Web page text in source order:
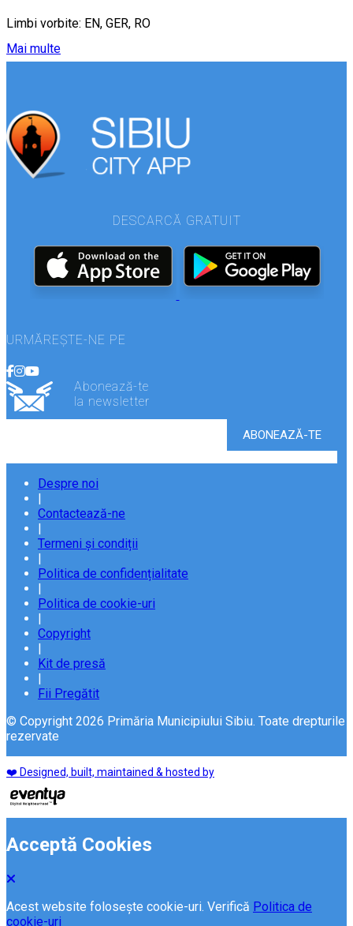
Limbi vorbite: EN, GER, RO
Mai multe
DESCARCĂ GRATUIT
URMĂREȘTE-NE PE
Abonează-te
la newsletter
Despre noi
|
Contactează-ne
|
Termeni și condiții
|
Politica de confidențialitate
|
Politica de cookie-uri
|
Copyright
|
Kit de presă
|
Fii Pregătit
© Copyright 2026 Primăria Municipiului Sibiu. Toate drepturile
rezervate
❤️ Designed, built, maintained & hosted by
Acceptă Cookies
Acest website folosește cookie-uri. Verifică Politica de
cookie-uri